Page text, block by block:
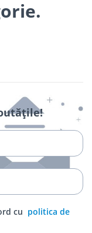
cu politica de